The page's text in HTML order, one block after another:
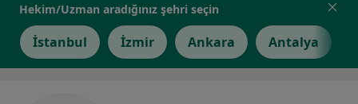
Hekim/Uzman aradığınız şehri seçin
İstanbul İzmir Ankara Antalya